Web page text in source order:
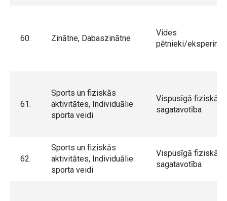
60. Zinātne, Dabaszinātne
Vides
pētnieki/
61.
Sports un fiziskās
aktivitātes, Individuālie
sporta veidi
Vispusīgā fiziskā
sagatavotība
62.
Sports un fiziskās
aktivitātes, Individuālie
sporta veidi
Vispusīgā fiziskā
sagatavotība